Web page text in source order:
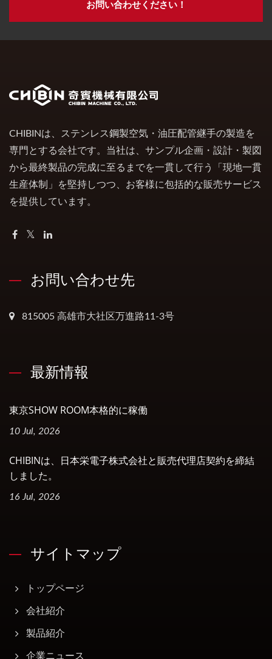
お問い合わせください！
CHIBINは、ステンレス鋼製空気・油圧配管継手の製造を
専門とする会社です。当社は、サンプル企画・設計・製図
から最終製品の完成に至るまでを一貫して行う「現地一貫
生産体制」を堅持しつつ、お客様に包括的な販売サービス
を提供しています。
お問い合わせ先
815005 高雄市大社区万進路11-3号
最新情報
東京SHOW ROOM本格的に稼働
10 Jul, 2026
CHIBINは、日本栄電子株式会社と販売代理店契約を締結
しました。
16 Jul, 2026
サイトマップ
トップページ
会社紹介
製品紹介
企業ニュース